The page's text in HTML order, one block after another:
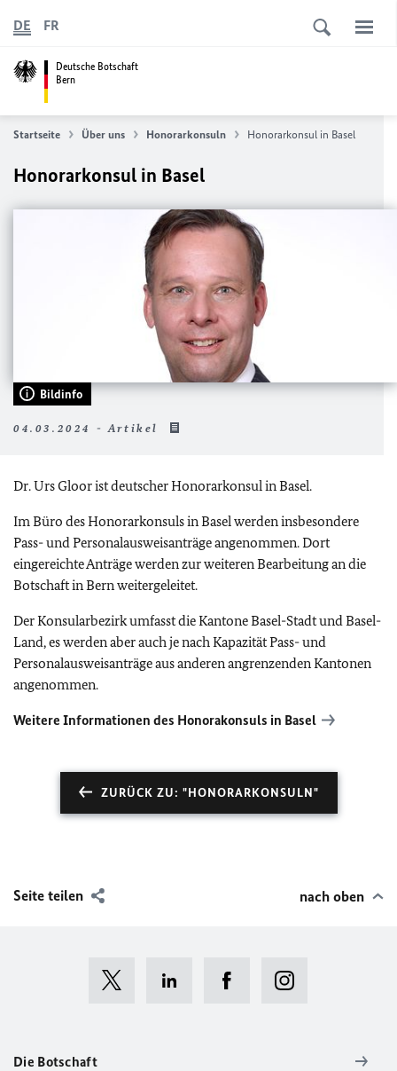
Deutsche Botschaft
Bern
DE FR
Startseite Über uns Honorarkonsuln Honorarkonsul in Basel
Honorarkonsul in Basel
Bildinfo
04.03.2024 - Artikel
Dr. Urs Gloor ist deutscher Honorarkonsul in Basel.
Im Büro des Honorarkonsuls in Basel werden insbesondere
Pass- und Personalausweisanträge angenommen. Dort
eingereichte Anträge werden zur weiteren Bearbeitung an die
Botschaft in Bern weitergeleitet.
Der Konsularbezirk umfasst die Kantone Basel-Stadt und Basel-
Land, es werden aber auch je nach Kapazität Pass- und
Personalausweisanträge aus anderen angrenzenden Kantonen
angenommen.
Weitere Informationen des Honorakonsuls in Basel
ZURÜCK ZU: "HONORARKONSULN"
Seite teilen nach oben
Die Botschaft